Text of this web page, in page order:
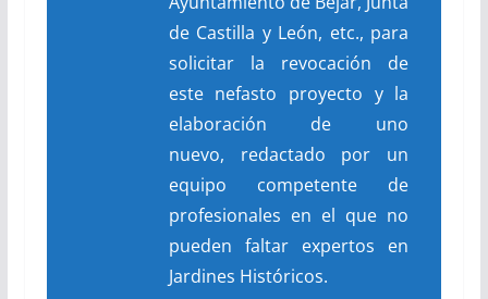
de Castilla y León, etc., para
solicitar la revocación de
este nefasto proyecto y la
elaboración de uno
nuevo, redactado por un
equipo competente de
profesionales en el que no
pueden faltar expertos en
Jardines Históricos.